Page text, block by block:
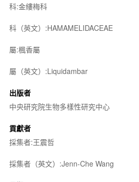
科:金縷梅科
科（英文）:HAMAMELIDACEAE
屬:楓香屬
屬（英文）:Liquidambar
出版者
中央研究院生物多樣性研究中心
貢獻者
採集者:王震哲
採集者（英文）:Jenn-Che Wang